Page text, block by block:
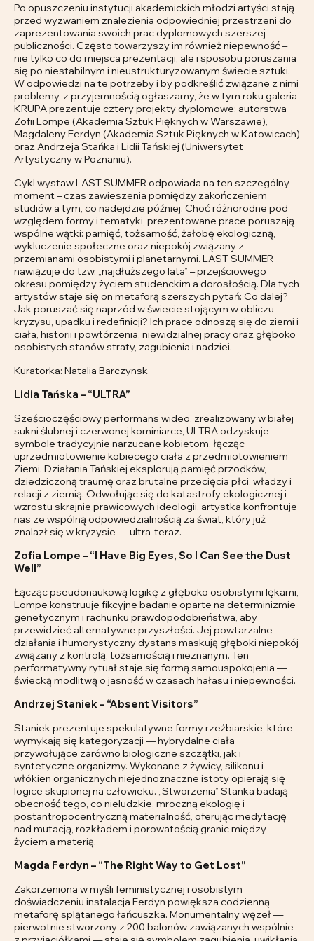
Po opuszczeniu instytucji akademickich młodzi artyści stają
przed wyzwaniem znalezienia odpowiedniej przestrzeni do
zaprezentowania swoich prac dyplomowych szerszej
publiczności. Często towarzyszy im również niepewność –
nie tylko co do miejsca prezentacji, ale i sposobu poruszania
się po niestabilnym i nieustrukturyzowanym świecie sztuki.
W odpowiedzi na te potrzeby i by podkreślić związane z nimi
problemy, z przyjemnością ogłaszamy, że w tym roku galeria
KRUPA prezentuje cztery projekty dyplomowe: autorstwa
Zofii Lompe (Akademia Sztuk Pięknych w Warszawie),
Magdaleny Ferdyn (Akademia Sztuk Pięknych w Katowicach)
oraz Andrzeja Stańka i Lidii Tańskiej (Uniwersytet
Artystyczny w Poznaniu).
Cykl wystaw LAST SUMMER odpowiada na ten szczególny
moment – czas zawieszenia pomiędzy zakończeniem
studiów a tym, co nadejdzie później. Choć różnorodne pod
względem formy i tematyki, prezentowane prace poruszają
wspólne wątki: pamięć, tożsamość, żałobę ekologiczną,
wykluczenie społeczne oraz niepokój związany z
przemianami osobistymi i planetarnymi. LAST SUMMER
nawiązuje do tzw. „najdłuższego lata” – przejściowego
okresu pomiędzy życiem studenckim a dorosłością. Dla tych
artystów staje się on metaforą szerszych pytań: Co dalej?
Jak poruszać się naprzód w świecie stojącym w obliczu
kryzysu, upadku i redefinicji? Ich prace odnoszą się do ziemi i
ciała, historii i powtórzenia, niewidzialnej pracy oraz głęboko
osobistych stanów straty, zagubienia i nadziei.
Kuratorka: Natalia Barczynsk
Lidia Tańska – “ULTRA”
Sześcioczęściowy performans wideo, zrealizowany w białej
sukni ślubnej i czerwonej kominiarce, ULTRA odzyskuje
symbole tradycyjnie narzucane kobietom, łącząc
uprzedmiotowienie kobiecego ciała z przedmiotowieniem
Ziemi. Działania Tańskiej eksplorują pamięć przodków,
dziedziczoną traumę oraz brutalne przecięcia płci, władzy i
relacji z ziemią. Odwołując się do katastrofy ekologicznej i
wzrostu skrajnie prawicowych ideologii, artystka konfrontuje
nas ze wspólną odpowiedzialnością za świat, który już
znalazł się w kryzysie — ultra-teraz.
Zofia Lompe – “I Have Big Eyes, So I Can See the Dust
Well”
Łącząc pseudonaukową logikę z głęboko osobistymi lękami,
Lompe konstruuje fikcyjne badanie oparte na determinizmie
genetycznym i rachunku prawdopodobieństwa, aby
przewidzieć alternatywne przyszłości. Jej powtarzalne
działania i humorystyczny dystans maskują głęboki niepokój
związany z kontrolą, tożsamością i nieznanym. Ten
performatywny rytuał staje się formą samouspokojenia —
świecką modlitwą o jasność w czasach hałasu i niepewności.
Andrzej Staniek – “Absent Visitors”
Staniek prezentuje spekulatywne formy rzeźbiarskie, które
wymykają się kategoryzacji — hybrydalne ciała
przywołujące zarówno biologiczne szczątki, jak i
syntetyczne organizmy. Wykonane z żywicy, silikonu i
włókien organicznych niejednoznaczne istoty opierają się
logice skupionej na człowieku. „Stworzenia” Stanka badają
obecność tego, co nieludzkie, mroczną ekologię i
postantropocentryczną materialność, oferując medytację
nad mutacją, rozkładem i porowatością granic między
życiem a materią.
Magda Ferdyn – “The Right Way to Get Lost”
Zakorzeniona w myśli feministycznej i osobistym
doświadczeniu instalacja Ferdyn powiększa codzienną
metaforę splątanego łańcuszka. Monumentalny węzeł —
pierwotnie stworzony z 200 balonów zawiązanych wspólnie